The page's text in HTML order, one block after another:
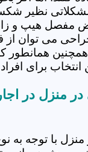
مشکلاتی نظیر
مفصل هیپ و
می توان از
همانطور
برای
در منزل در
منزل با توجه به